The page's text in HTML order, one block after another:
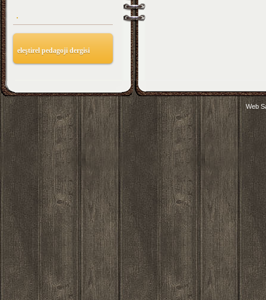
.
eleştirel pedagoji dergisi
Web